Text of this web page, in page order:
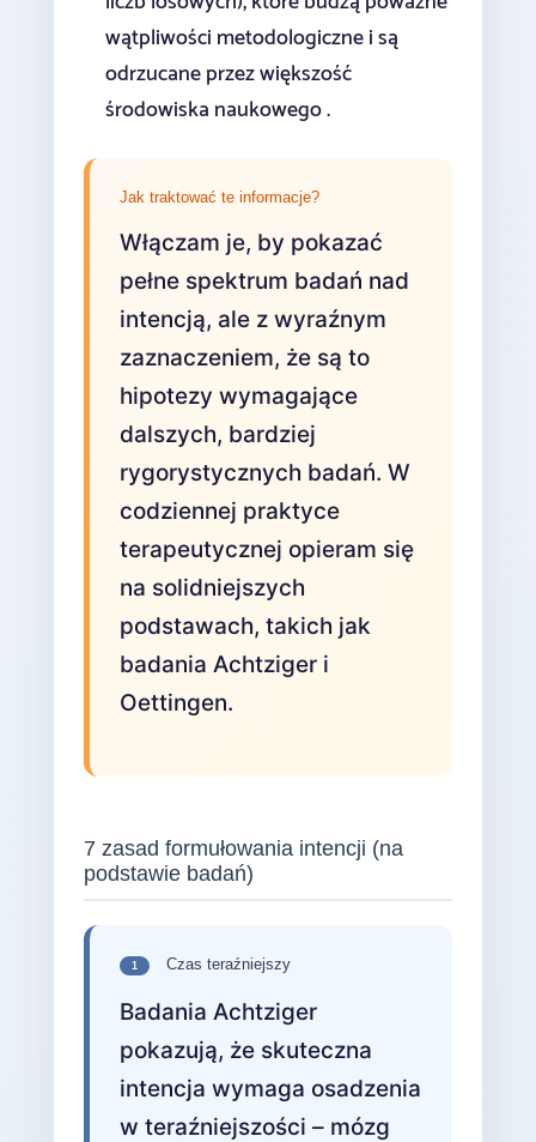
wątpliwości metodologiczne i są
odrzucane przez większość
środowiska naukowego .
Jak traktować te informacje?
Włączam je, by pokazać
pełne spektrum badań nad
intencją, ale z wyraźnym
zaznaczeniem, że są to
hipotezy wymagające
dalszych, bardziej
rygorystycznych badań. W
codziennej praktyce
terapeutycznej opieram się
na solidniejszych
podstawach, takich jak
badania Achtziger i
Oettingen.
7 zasad formułowania intencji (na
podstawie badań)
1 Czas teraźniejszy
Badania Achtziger
pokazują, że skuteczna
intencja wymaga osadzenia
w teraźniejszości – mózg